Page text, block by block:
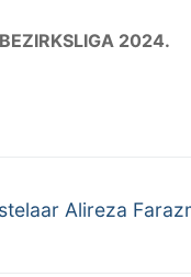
2024.
Alireza